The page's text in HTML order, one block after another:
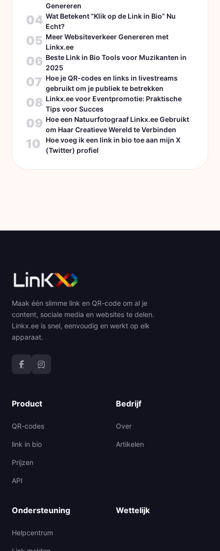
Genereren
04 Wat Betekent “Klik op de Link in Bio” Nu
Echt?
05 Meer Websiteverkeer Genereren met
Linkx.ee
06 Beste Link in Bio Tools voor Muzikanten in
2025
07 Hoe je QR-codes en links in livestreams
gebruikt om je publiek te betrekken
08 Linkx.ee voor Eventpromotie: Praktische
Tips voor Succes
09 Hoe een Natuurfotograaf Linkx.ee Gebruikt
om Haar Creatieve Wereld te Verbinden
10
Hoe voeg ik een link in bio toe aan mijn X
(Twitter) profiel
Maak één slimme link en QR-code om al je
content, sociale media en websites te delen.
Linkx.ee is snel, eenvoudig en werkt op elk
apparaat.
Product
QR-codes
link in bio
Prijzen
API
Bedrijf
Over
Artikelen
Ondersteuning
Helpcentrum
Wettelijk